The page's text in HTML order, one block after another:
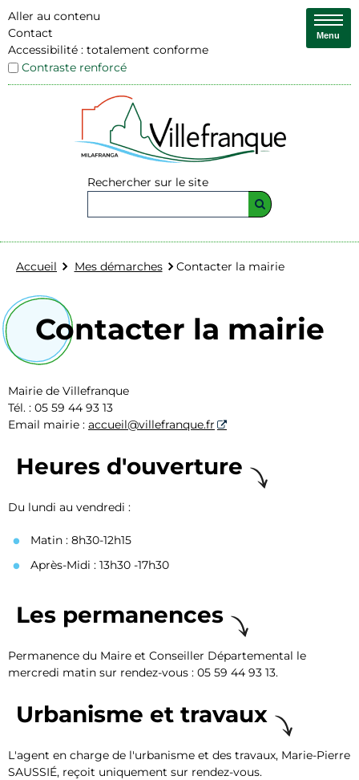
Aller au contenu
Contact
Accessibilité : totalement conforme
Contraste renforcé
Rechercher sur le site
Menu
Accueil Mes démarches Contacter la mairie
Contacter la mairie
Mairie de Villefranque
Tél. : 05 59 44 93 13
Email mairie : accueil@villefranque.fr
Heures d'ouverture
Du lundi au vendredi :
Matin : 8h30-12h15
Après-Midi : 13h30 -17h30
Les permanences
Permanence du Maire et Conseiller Départemental le
mercredi matin sur rendez-vous : 05 59 44 93 13.
Urbanisme et travaux
L'agent en charge de l'urbanisme et des travaux, Marie-Pierre
SAUSSIÉ, reçoit uniquement sur rendez-vous.